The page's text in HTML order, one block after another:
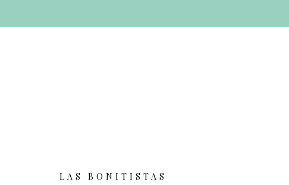
LAS BONITISTAS